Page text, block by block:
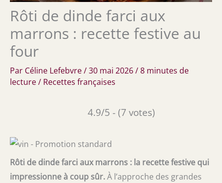
Rôti de dinde farci aux
marrons : recette festive au
four
Par Céline Lefebvre/30 mai 2026/8 minutes de
lecture/ Recettes françaises
4.9/5 - (7 votes)
Rôti de dinde farci aux marrons : la recette festive qui
impressionne à coup sûr.À l’approche des grandes